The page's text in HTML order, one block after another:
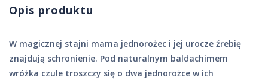
Opis produktu
W magicznej stajni mama jednorożec i jej urocze źrebię
znajdują schronienie. Pod naturalnym baldachimem
wróżka czule troszczy się o dwa jednorożce w ich